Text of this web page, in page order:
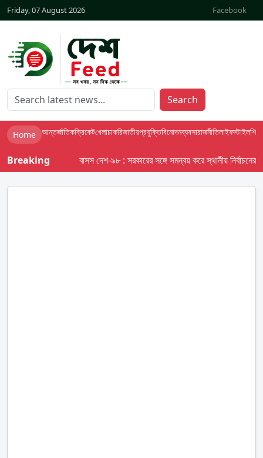
Friday, 07 August 2026 Facebook
Search
Home আন্তর্জাতিকক্রিকেটখেলাচাকরিজাতীয়প্রযুক্তিবিনোদনব্যবসারাজনীতিলাইফস্টাইলশিক্ষা
Breaking বাসস দেশ-৯৮ : সরকারের সঙ্গে সমন্বয় করে স্থানীয় নির্বাচনের